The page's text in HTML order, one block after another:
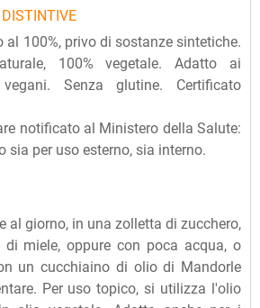
al 100%, privo di sostanze sintetiche.
100% vegetale. Adatto ai
Senza glutine. Certificato
notificato al Ministero della Salute:
sia per uso esterno, sia interno.
al giorno, in una zolletta di zucchero,
miele, oppure con poca acqua, o
un cucchiaino di olio di Mandorle
Per uso topico, si utilizza l'olio